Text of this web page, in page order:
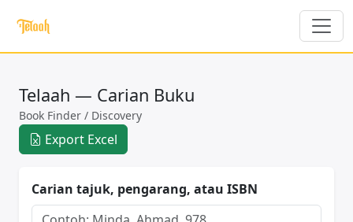
Telaah — Carian Buku
Book Finder / Discovery
Export Excel
Carian tajuk, pengarang, atau ISBN